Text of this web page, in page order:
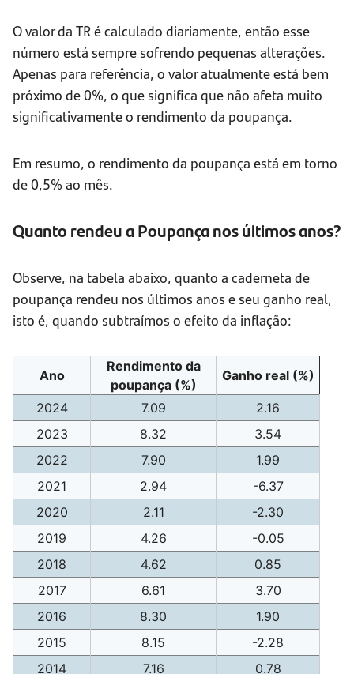
O valor da TR é calculado diariamente, então esse
número está sempre sofrendo pequenas alterações.
Apenas para referência, o valor atualmente está bem
próximo de 0%, o que significa que não afeta muito
significativamente o rendimento da poupança.
Em resumo, o rendimento da poupança está em torno
de 0,5% ao mês.
Quanto rendeu a Poupança nos últimos anos?
Observe, na tabela abaixo, quanto a caderneta de
poupança rendeu nos últimos anos e seu ganho real,
isto é, quando subtraímos o efeito da inflação:
Ano
Rendimento da
poupança (%)
Ganho real (%)
2024 7.09
2.16
2023
8.32
3.54
2022
7.90
1.99
2021
2.94
-6.37
2020
2.11
-2.30
2019
4.26
-0.05
2018
4.62
0.85
2017
6.61
3.70
2016
8.30
1.90
2015
8.15
-2.28
2014
7.16 0.78